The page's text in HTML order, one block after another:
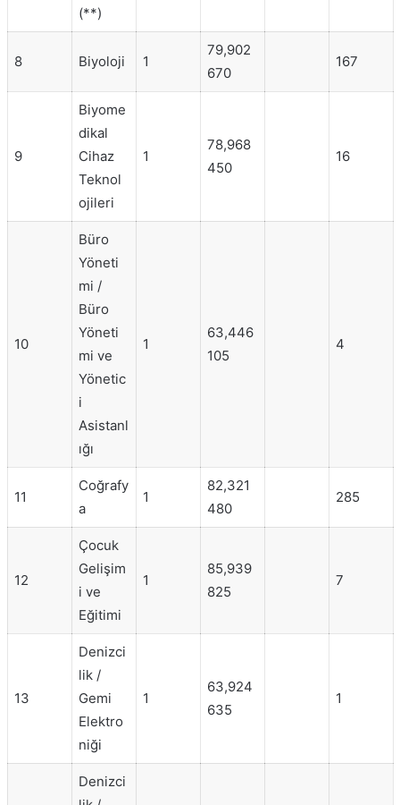
(**)
8 Biyoloji 1
79,902
670
167
9
Biyome
dikal
Cihaz
Teknol
ojileri
1
78,968
450
16
10
Büro
Yöneti
mi /
Büro
Yöneti
mi ve
Yönetic
i
Asistanl
ığı
1
63,446
105
4
11
Coğrafy
a
1
82,321
480
285
12
Çocuk
Gelişim
i ve
Eğitimi
1
85,939
825
7
13
Denizci
lik /
Gemi
Elektro
niği
1
63,924
635
1
Denizci